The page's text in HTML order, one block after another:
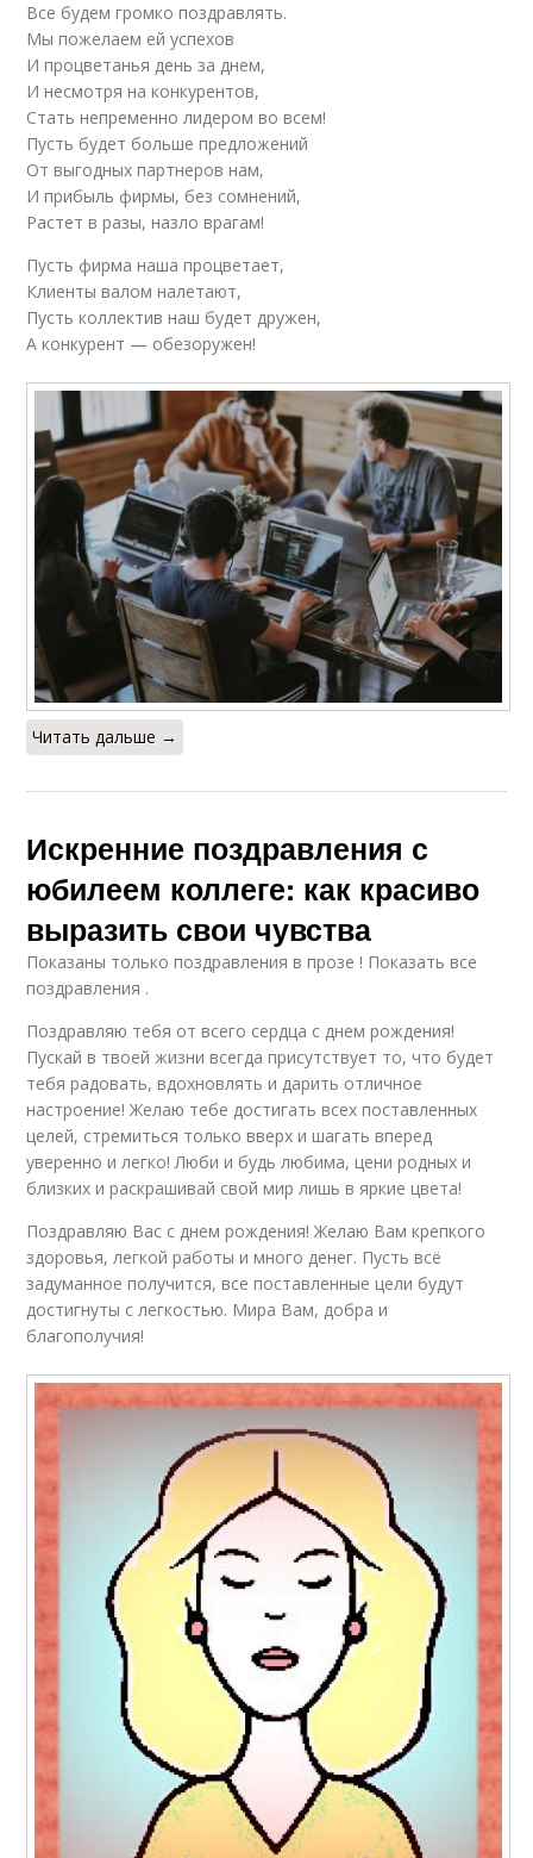
Все будем громко поздравлять.
Мы пожелаем ей успехов
И процветанья день за днем,
И несмотря на конкурентов,
Стать непременно лидером во всем!
Пусть будет больше предложений
От выгодных партнеров нам,
И прибыль фирмы, без сомнений,
Растет в разы, назло врагам!
Пусть фирма наша процветает,
Клиенты валом налетают,
Пусть коллектив наш будет дружен,
А конкурент — обезоружен!
Читать дальше →
Искренние поздравления с
юбилеем коллеге: как красиво
выразить свои чувства
Показаны только поздравления в прозе ! Показать все
поздравления .
Поздравляю тебя от всего сердца с днем рождения!
Пускай в твоей жизни всегда присутствует то, что будет
тебя радовать, вдохновлять и дарить отличное
настроение! Желаю тебе достигать всех поставленных
целей, стремиться только вверх и шагать вперед
уверенно и легко! Люби и будь любима, цени родных и
близких и раскрашивай свой мир лишь в яркие цвета!
Поздравляю Вас с днем рождения! Желаю Вам крепкого
здоровья, легкой работы и много денег. Пусть всё
задуманное получится, все поставленные цели будут
достигнуты с легкостью. Мира Вам, добра и
благополучия!